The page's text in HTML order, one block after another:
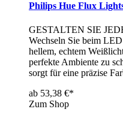
Philips Hue Flux
GESTALTEN SIE
Wechseln Sie beim
hellem, echtem
perfekte Ambiente zu
sorgt für eine präzise
ab 53,38 €*
Zum Shop